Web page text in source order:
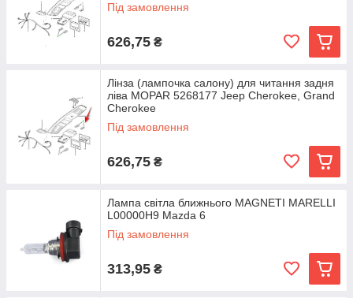
Під замовлення
626,75 ₴
Лінза (лампочка салону) для читання задня
ліва MOPAR 5268177 Jeep Cherokee, Grand
Cherokee
Під замовлення
626,75 ₴
Лампа світла ближнього MAGNETI MARELLI
L00000H9 Mazda 6
Під замовлення
313,95 ₴